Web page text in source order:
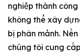
nghiệp thành
không thể xây
bị phân mảnh.
chúng tôi cung